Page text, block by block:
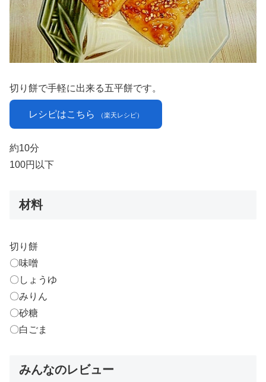
切り餅で手軽に出来る五平餅です。
レシピはこちら （楽天レシピ）
約10分
100円以下
材料
切り餅
〇味噌
〇しょうゆ
〇みりん
〇砂糖
〇白ごま
みんなのレビュー